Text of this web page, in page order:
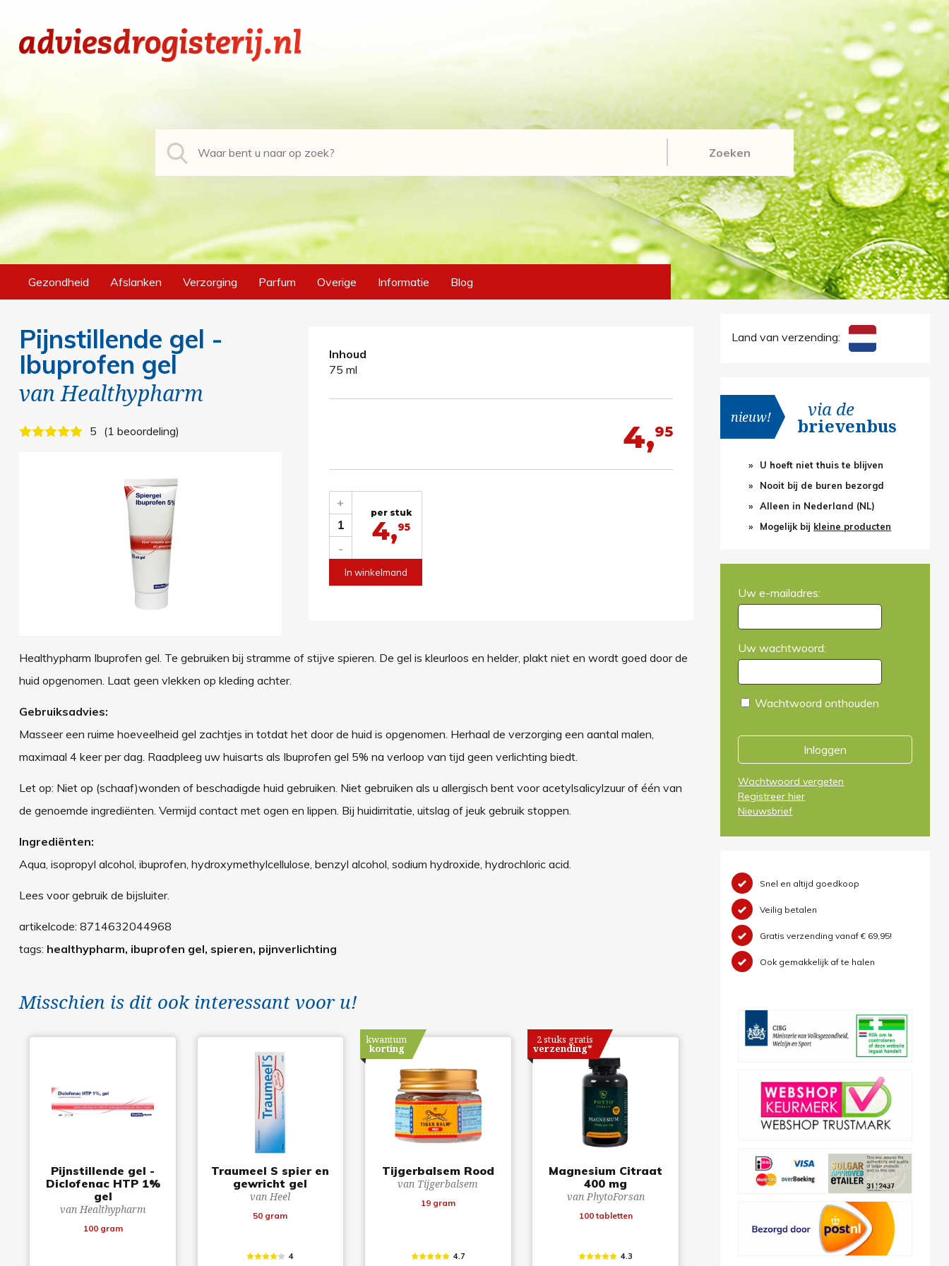
Zoeken
Gezondheid Afslanken Verzorging Parfum Overige Informatie Blog
Pijnstillende gel -
Ibuprofen gel
vanHealthypharm
5 1 beoordeling
Inhoud
75 ml
4,95
1
-
+
per stuk
4,95
In winkelmand
Healthypharm Ibuprofen gel. Te gebruiken bij stramme of stijve spieren. De gel is kleurloos en helder, plakt niet en wordt goed door de
huid opgenomen. Laat geen vlekken op kleding achter.
Gebruiksadvies:
Masseer een ruime hoeveelheid gel zachtjes in totdat het door de huid is opgenomen. Herhaal de verzorging een aantal malen,
maximaal 4 keer per dag. Raadpleeg uw huisarts als Ibuprofen gel 5% na verloop van tijd geen verlichting biedt.
Let op: Niet op (schaaf)wonden of beschadigde huid gebruiken. Niet gebruiken als u allergisch bent voor acetylsalicylzuur of één van
de genoemde ingrediënten. Vermijd contact met ogen en lippen. Bij huidirritatie, uitslag of jeuk gebruik stoppen.
Ingrediënten:
Aqua, isopropyl alcohol, ibuprofen, hydroxymethylcellulose, benzyl alcohol, sodium hydroxide, hydrochloric acid.
Lees voor gebruik de bijsluiter.
artikelcode: 8714632044968
tags: healthypharm, ibuprofen gel, spieren, pijnverlichting
Misschien is dit ook interessant voor u!
Pijnstillende gel -
Diclofenac HTP 1%
gel
van Healthypharm
100 gram
Traumeel S spier en
gewricht gel
van Heel
50 gram
4
Tijgerbalsem Rood
van Tijgerbalsem
19 gram
kwantum
korting
4.7
Magnesium Citraat
400 mg
van PhytoForsan
100 tabletten
2 stuks gratis
verzending*
4.3
Land van verzending:
nieuw! via de
brievenbus
U hoeft niet thuis te blijven
Nooit bij de buren bezorgd
Alleen in Nederland (NL)
Mogelijk bij kleine producten
Uw e-mailadres:
Uw wachtwoord:
Wachtwoord onthouden
Inloggen
Wachtwoord vergeten
Registreer hier
Nieuwsbrief
Snel en altijd goedkoop
Veilig betalen
Gratis verzending vanaf € 69,95!
Ook gemakkelijk af te halen